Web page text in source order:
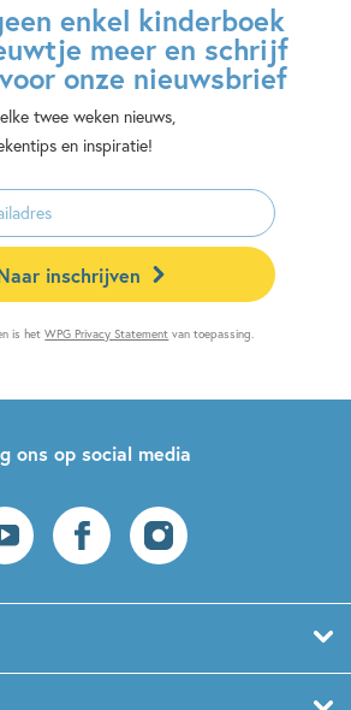
enkel kinderboek
meer en schrijf
onze nieuwsbrief
twee weken nieuws,
en inspiratie!
inschrijven
is hetWPG Privacy Statement van toepassing.
ons op social media